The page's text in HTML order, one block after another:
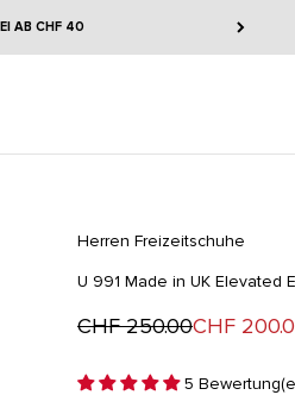
AB CHF 40
Herren Freizeitschuhe
U 991 Made in UK Elevated
Regulärer Preis
CHF 250.00Angebot
CHF
5